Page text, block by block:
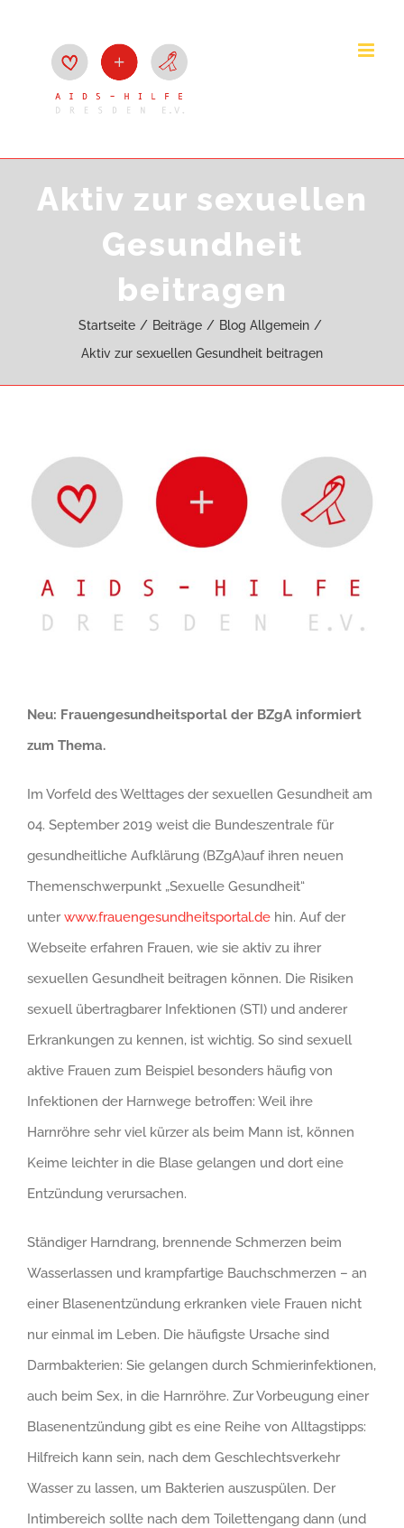
Aktiv zur sexuellen
Gesundheit
beitragen
Startseite Beiträge
Blog Allgemein
Aktiv zur sexuellen Gesundheit beitragen
grösseres
Bild
Neu: Frauengesundheitsportal der BZgA informiert
zum Thema.
Im Vorfeld des Welttages der sexuellen Gesundheit am
04. September 2019 weist die Bundeszentrale für
gesundheitliche Aufklärung (BZgA)auf ihren neuen
Themenschwerpunkt „Sexuelle Gesundheit“
unterwww.frauengesundheitsportal.de hin. Auf der
Webseite erfahren Frauen, wie sie aktiv zu ihrer
sexuellen Gesundheit beitragen können. Die Risiken
sexuell übertragbarer Infektionen (STI) und anderer
Erkrankungen zu kennen, ist wichtig. So sind sexuell
aktive Frauen zum Beispiel besonders häufig von
Infektionen der Harnwege betroffen: Weil ihre
Harnröhre sehr viel kürzer als beim Mann ist, können
Keime leichter in die Blase gelangen und dort eine
Entzündung verursachen.
Ständiger Harndrang, brennende Schmerzen beim
Wasserlassen und krampfartige Bauchschmerzen – an
einer Blasenentzündung erkranken viele Frauen nicht
nur einmal im Leben. Die häufigste Ursache sind
Darmbakterien: Sie gelangen durch Schmierinfektionen,
auch beim Sex, in die Harnröhre. Zur Vorbeugung einer
Blasenentzündung gibt es eine Reihe von Alltagstipps:
Hilfreich kann sein, nach dem Geschlechtsverkehr
Wasser zu lassen, um Bakterien auszuspülen. Der
Intimbereich sollte nach dem Toilettengang dann (und